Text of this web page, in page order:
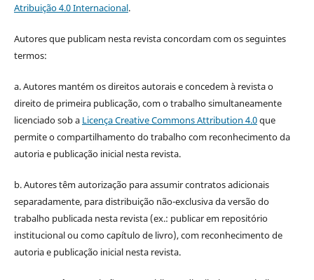
Atribuição 4.0 Internacional.
Autores que publicam nesta revista concordam com os seguintes
termos:
a. Autores mantém os direitos autorais e concedem à revista o
direito de primeira publicação, com o trabalho simultaneamente
licenciado sob a Licença Creative Commons Attribution 4.0que
permite o compartilhamento do trabalho com reconhecimento da
autoria e publicação inicial nesta revista.
b. Autores têm autorização para assumir contratos adicionais
separadamente, para distribuição não-exclusiva da versão do
trabalho publicada nesta revista (ex.: publicar em repositório
institucional ou como capítulo de livro), com reconhecimento de
autoria e publicação inicial nesta revista.